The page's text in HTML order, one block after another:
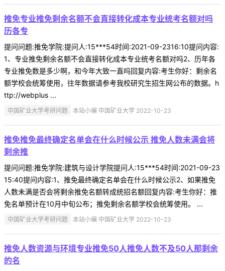
推免专业推免剩余名额不会直接转化成本专业统考名额对吗
历各专
提问问题:推免学院:提问人:15***54时间:2021-09-2316:10提问内容:
1、专业推免剩余名额不会直接转化成本专业统考名额对吗2、历年各
专业推免数是多少啊，和今年大致一直吗回复内容:考生你好：剩余名
额学校会统筹使用，往年数据请参考我校研究生招生网公布的数据。h
ttp://webplus ...
中国矿业大学考研问题 本站小编 中国矿业大学 2022-10-23
推免推免最终确定名单会在什么时候公示 推免人数未满会将
剩余推
提问问题:推免学院:建筑与设计学院提问人:15***54时间:2021-09-23
15:40提问内容:1、推免最终确定名单会在什么时候公示2、如果推免
人数未满是否会将剩余推免名额转成统招名额回复内容:考生你好：推
免名单预计在10月中旬公布；推免剩余名额学校会统筹使用。 ...
中国矿业大学考研问题 本站小编 中国矿业大学 2022-10-23
推免人数资源与环境专业推免50人推免人数不及50人那剩余
的名